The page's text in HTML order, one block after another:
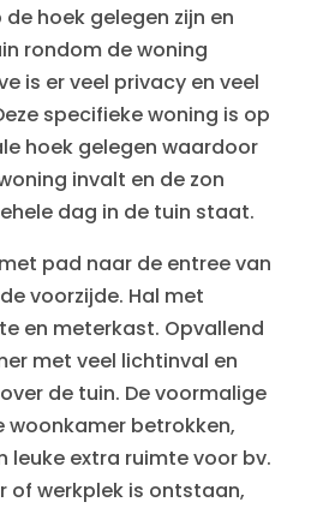
hoek gelegen zijn en
rondom de woning
is er veel privacy en veel
specifieke woning is op
hoek gelegen waardoor
invalt en de zon
dag in de tuin staat.
pad naar de entree van
voorzijde. Hal met
en meterkast. Opvallend
met veel lichtinval en
de tuin. De voormalige
woonkamer betrokken,
leuke extra ruimte voor bv.
of werkplek is ontstaan,